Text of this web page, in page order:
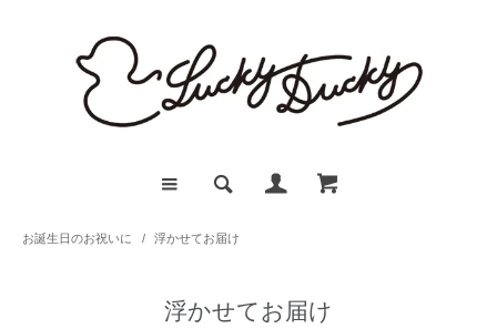
お誕生日のお祝いに / 浮かせてお届け
浮かせてお届け